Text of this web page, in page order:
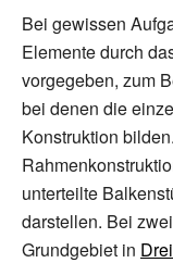
Bei gewissen
Elemente durch
vorgegeben, zum
bei denen die
Konstruktion
unterteilte
darstellen. Bei
Grundgebiet in